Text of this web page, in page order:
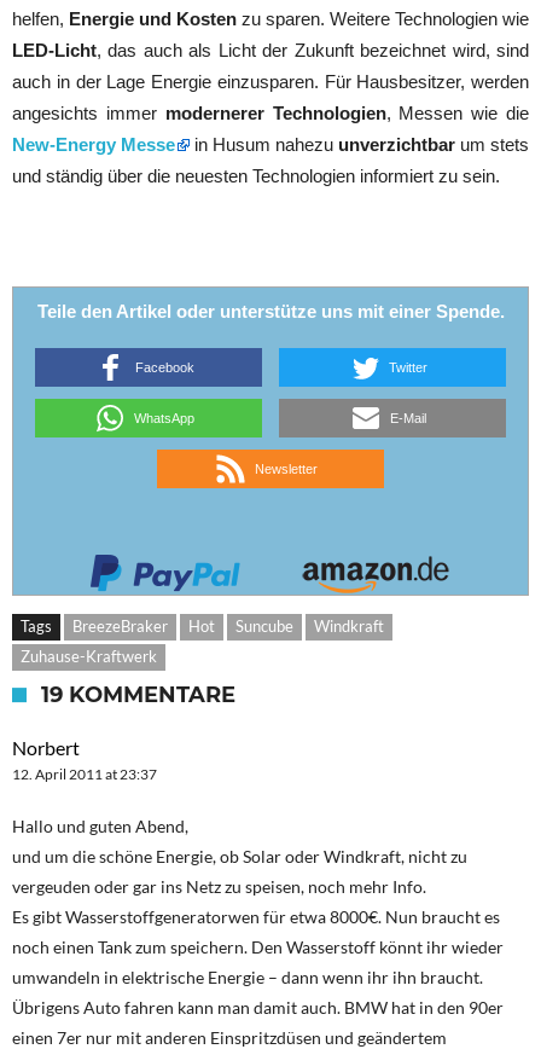
helfen, Energie und Kosten zu sparen. Weitere Technologien wie
LED-Licht, das auch als Licht der Zukunft bezeichnet wird, sind
auch in der Lage Energie einzusparen. Für Hausbesitzer, werden
angesichts immer modernerer Technologien, Messen wie die
New-Energy Messe
in Husum nahezu unverzichtbar um stets
und ständig über die neuesten Technologien informiert zu sein.
Teile den Artikel oder unterstütze uns mit einer Spende.
Facebook Twitter
WhatsApp E-Mail
Newsletter
Tags BreezeBraker Hot Suncube
Windkraft
Zuhause-Kraftwerk
19 KOMMENTARE
Norbert
12. April 2011 at 23:37
Hallo und guten Abend,
und um die schöne Energie, ob Solar oder Windkraft, nicht zu
vergeuden oder gar ins Netz zu speisen, noch mehr Info.
Es gibt Wasserstoffgeneratorwen für etwa 8000€. Nun braucht es
noch einen Tank zum speichern. Den Wasserstoff könnt ihr wieder
umwandeln in elektrische Energie – dann wenn ihr ihn braucht.
Übrigens Auto fahren kann man damit auch. BMW hat in den 90er
einen 7er nur mit anderen Einspritzdüsen und geändertem